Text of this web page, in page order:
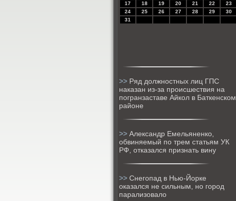
17
18 19 20 21 22
23
24
25 26 27 28 29
30
31
>> Ряд должностных лиц ГПС
наказан из-за происшествия на
погранзаставе Айкол в Баткенском
районе
>> Александр Емельяненко,
обвиняемый по трем статьям УК
РФ, отказался признать вину
>> Снегопад в Нью-Йорке
оказался не сильным, но город
парализовало